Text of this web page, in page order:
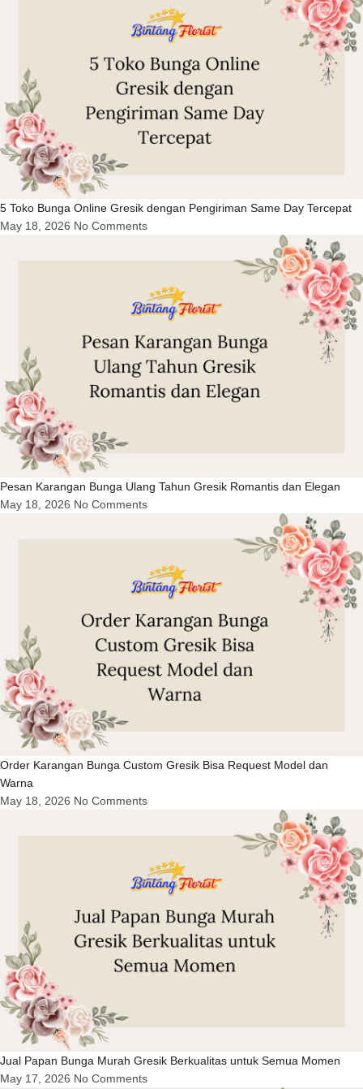
5 Toko Bunga Online Gresik dengan Pengiriman Same Day Tercepat
May 18, 2026 No Comments
Pesan Karangan Bunga Ulang Tahun Gresik Romantis dan Elegan
May 18, 2026 No Comments
Order Karangan Bunga Custom Gresik Bisa Request Model dan
Warna
May 18, 2026 No Comments
Jual Papan Bunga Murah Gresik Berkualitas untuk Semua Momen
May 17, 2026 No Comments